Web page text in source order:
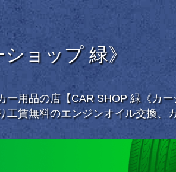
ショップ 緑》
ー用品の店【CAR SHOP 緑《カ
賃無料のエンジンオイル交換、